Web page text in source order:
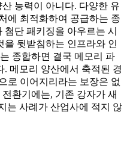
능력이 아니다. 다양한 유
에 최적화하여 공급하는 종
단 패키징을 아우르는 시
을 뒷받침하는 인프라와 인
종합하면 결국 메모리 파
메모리 양산에서 축적된 경
로 이어지리라는 보장은 없
환기에는, 기존 강자가 새
는 사례가 산업사에 적지 않